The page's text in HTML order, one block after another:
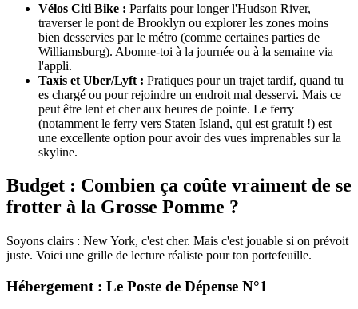
Vélos Citi Bike : Parfaits pour longer l'Hudson River,
traverser le pont de Brooklyn ou explorer les zones moins
bien desservies par le métro (comme certaines parties de
Williamsburg). Abonne-toi à la journée ou à la semaine via
l'appli.
Taxis et Uber/Lyft : Pratiques pour un trajet tardif, quand tu
es chargé ou pour rejoindre un endroit mal desservi. Mais ce
peut être lent et cher aux heures de pointe. Le ferry
(notamment le ferry vers Staten Island, qui est gratuit !) est
une excellente option pour avoir des vues imprenables sur la
skyline.
Budget : Combien ça coûte vraiment de se
frotter à la Grosse Pomme ?
Soyons clairs : New York, c'est cher. Mais c'est jouable si on prévoit
juste. Voici une grille de lecture réaliste pour ton portefeuille.
Hébergement : Le Poste de Dépense N°1